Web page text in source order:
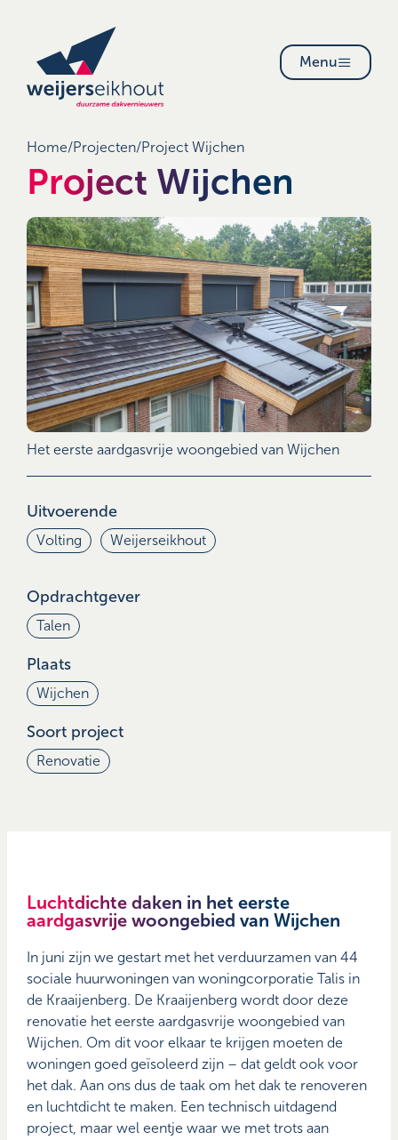
Menu
Home/Projecten/Project Wijchen
Project Wijchen
Het eerste aardgasvrije woongebied van Wijchen
Uitvoerende
Opdrachtgever
Plaats
Soort project
Volting Weijerseikhout
Talen
Wijchen
Renovatie
Luchtdichte daken in het eerste
aardgasvrije woongebied van Wijchen
In juni zijn we gestart met het verduurzamen van 44
sociale huurwoningen van woningcorporatie Talis in
de Kraaijenberg. De Kraaijenberg wordt door deze
renovatie het eerste aardgasvrije woongebied van
Wijchen. Om dit voor elkaar te krijgen moeten de
woningen goed geïsoleerd zijn – dat geldt ook voor
het dak. Aan ons dus de taak om het dak te renoveren
en luchtdicht te maken. Een technisch uitdagend
project, maar wel eentje waar we met trots aan